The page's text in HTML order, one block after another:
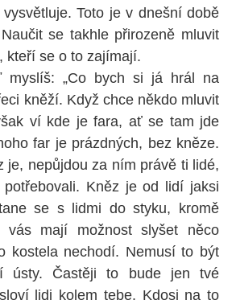
Toto je v dnešní době
se takhle přirozeně mluvit
kteří se o to zajímají.
myslíš: „Co bych si já hrál na
kněží. Když chce někdo mluvit
ví kde je fara, ať se tam jde
far je prázdných, bez kněze.
je, nepůjdou za ním právě ti lidé,
Kněz je od lidí jaksi
se s lidmi do styku, kromě
vás mají možnost slyšet něco
kostela nechodí. Nemusí to být
ústy. Častěji to bude jen tvé
lidi kolem tebe. Kdosi na to